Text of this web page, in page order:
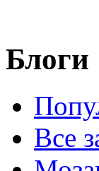
Блоги
Все